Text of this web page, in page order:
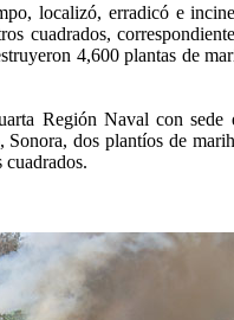
localizó, erradicó e
cuadrados,
4,600 plantas de
Región Naval con sede
dos plantíos de